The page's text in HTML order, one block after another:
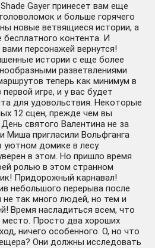
Gayer принесет вам еще
и больше горячего
новые ветвящиеся истории, а
контента. И
персонажей вернутся!
истории с еще более
разветвлениями
теперь как минимум в
игре, и у вас будет
для удовольствия. Некоторые
12 сцен, прежде чем вы
святого Валентина не за
Миша пригласили Вольфганга
уютном домике в лесу.
в этом. Но пришло время
ролью в этом странном
Придорожный карнавал!
небольшого перерыва после
не так много людей, но тем и
Время насладиться всем, что
Просто два хороших
ничего особенного. О, но что
Они должны исследовать